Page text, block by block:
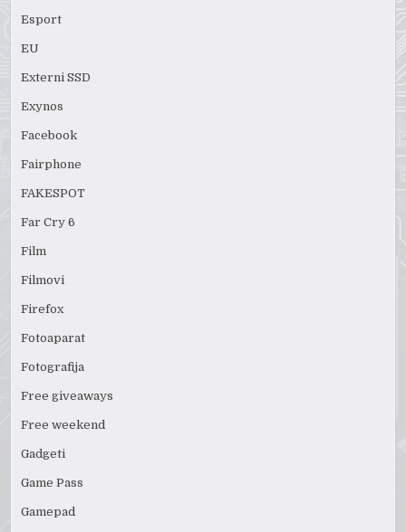
Esport
EU
Externi SSD
Exynos
Facebook
Fairphone
FAKESPOT
Far Cry 6
Film
Filmovi
Firefox
Fotoaparat
Fotografija
Free giveaways
Free weekend
Gadgeti
Game Pass
Gamepad